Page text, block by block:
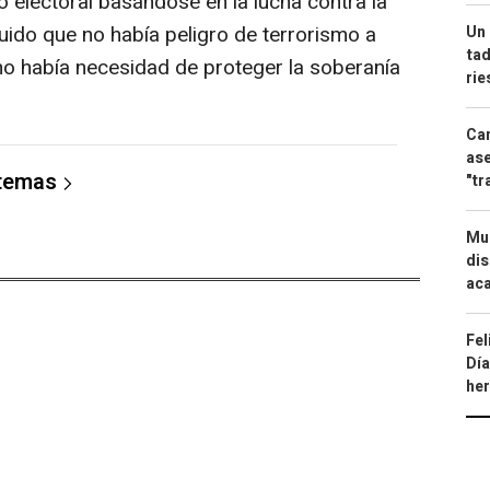
que no había peligro de terrorismo a
había necesidad de proteger la soberanía